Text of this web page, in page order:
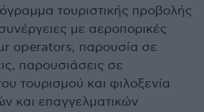
τουριστικής προβολής
με αεροπορικές
operators, παρουσία σε
παρουσιάσεις σε
τουρισμού και φιλοξενία
και επαγγελματικών